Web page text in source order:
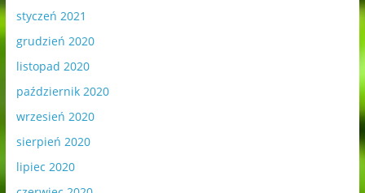
styczeń 2021
grudzień 2020
listopad 2020
październik 2020
wrzesień 2020
sierpień 2020
lipiec 2020